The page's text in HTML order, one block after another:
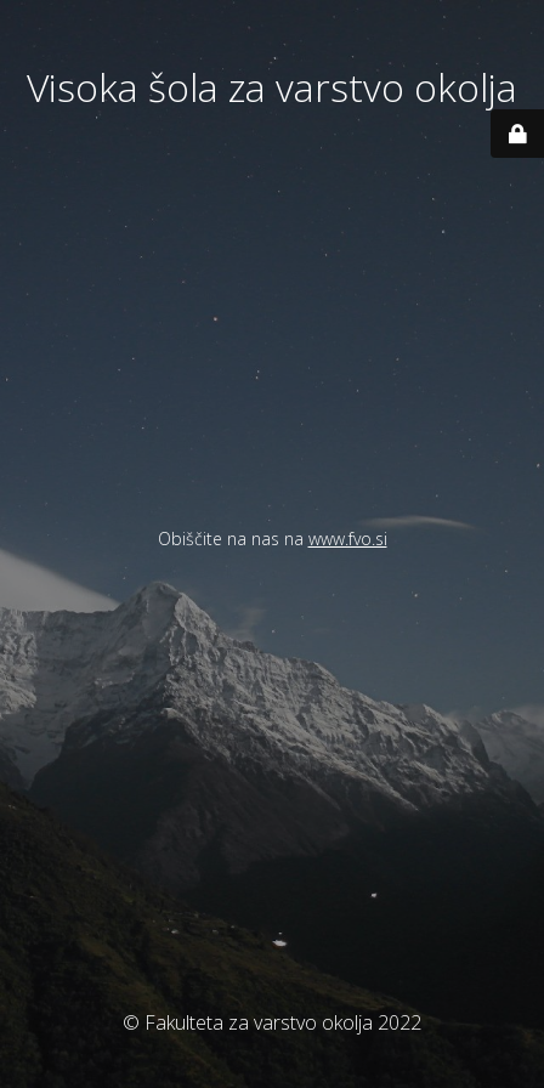
Visoka šola za varstvo okolja
Obiščite na nas na www.fvo.si
© Fakulteta za varstvo okolja 2022